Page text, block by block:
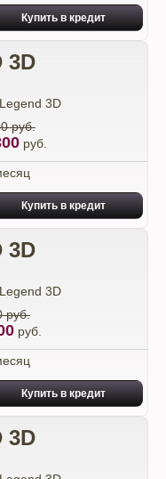
Купить в кредит
3D
руб.
руб.
Купить в кредит
3D
руб.
руб.
Купить в кредит
3D